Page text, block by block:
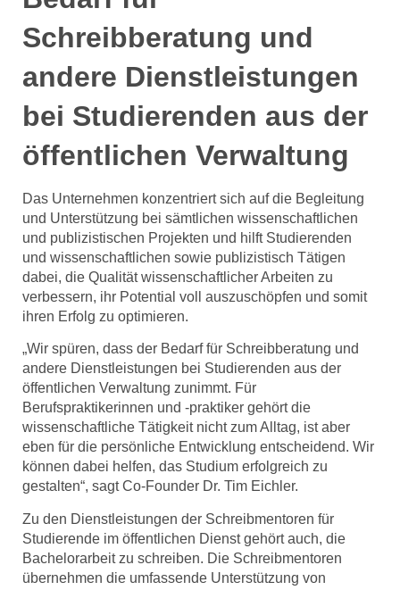
Schreibberatung und
andere Dienstleistungen
bei Studierenden aus der
öffentlichen Verwaltung
Das Unternehmen konzentriert sich auf die Begleitung
und Unterstützung bei sämtlichen wissenschaftlichen
und publizistischen Projekten und hilft Studierenden
und wissenschaftlichen sowie publizistisch Tätigen
dabei, die Qualität wissenschaftlicher Arbeiten zu
verbessern, ihr Potential voll auszuschöpfen und somit
ihren Erfolg zu optimieren.
„Wir spüren, dass der Bedarf für Schreibberatung und
andere Dienstleistungen bei Studierenden aus der
öffentlichen Verwaltung zunimmt. Für
Berufspraktikerinnen und -praktiker gehört die
wissenschaftliche Tätigkeit nicht zum Alltag, ist aber
eben für die persönliche Entwicklung entscheidend. Wir
können dabei helfen, das Studium erfolgreich zu
gestalten“, sagt Co-Founder Dr. Tim Eichler.
Zu den Dienstleistungen der Schreibmentoren für
Studierende im öffentlichen Dienst gehört auch, die
Bachelorarbeit zu schreiben. Die Schreibmentoren
übernehmen die umfassende Unterstützung von